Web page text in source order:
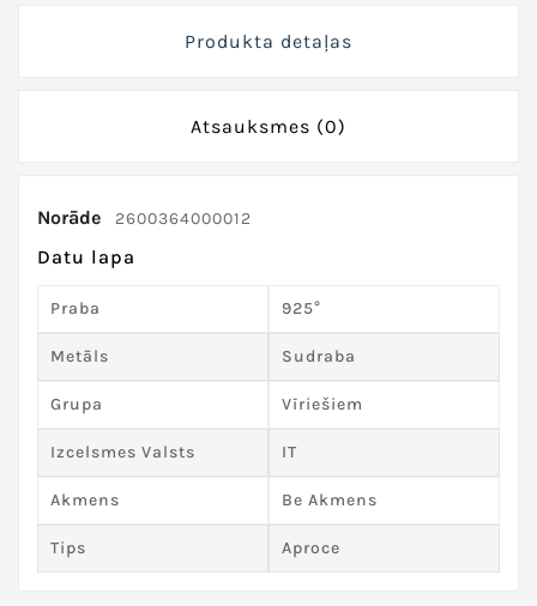
Produkta detaļas
Atsauksmes (0)
Norāde 2600364000012
Datu lapa
Praba 925°
Metāls Sudraba
Grupa Vīriešiem
Izcelsmes Valsts IT
Akmens Be Akmens
Tips Aproce